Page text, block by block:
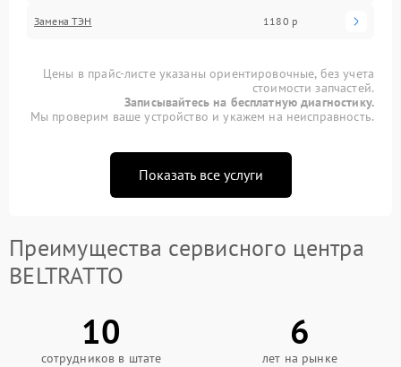
Замена ТЭН 1180 р
Цены в прайс-листе указаны ориентировочные, без учета
стоимости запчастей.
Записывайтесь на бесплатную диагностику.
Мы проверим ваше устройство и укажем на неисправность.
Показать все услуги
Преимущества сервисного центра
BELTRATTO
10
сотрудников в штате
6
лет на рынке